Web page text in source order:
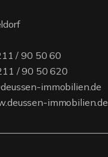
/ 90 50 60
/ 90 50 620
immobilien.de
immobilien.de